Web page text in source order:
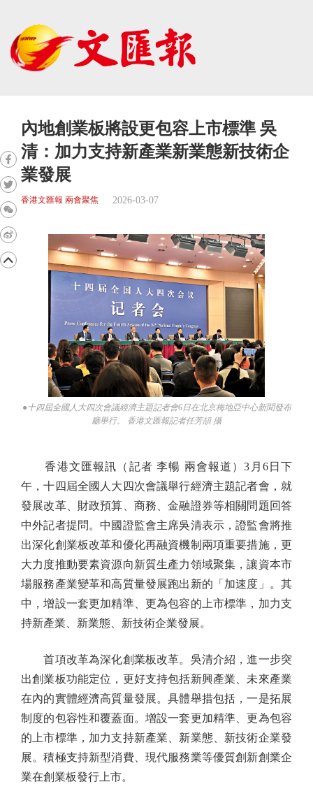
內地創業板將設更包容上市標準 吳
清：加力支持新產業新業態新技術企
業發展
香港文匯報 兩會聚焦 2026-03-07
●十四屆全國人大四次會議經濟主題記者會6日在北京梅地亞中心新聞發布
廳舉行。 香港文匯報記者任芳頡 攝
香港文匯報訊（記者 李暢 兩會報道）3月6日下
午，十四屆全國人大四次會議舉行經濟主題記者會，就
發展改革、財政預算、商務、金融證券等相關問題回答
中外記者提問。中國證監會主席吳清表示，證監會將推
出深化創業板改革和優化再融資機制兩項重要措施，更
大力度推動要素資源向新質生產力領域聚集，讓資本市
場服務產業變革和高質量發展跑出新的「加速度」。其
中，增設一套更加精準、更為包容的上市標準，加力支
持新產業、新業態、新技術企業發展。
首項改革為深化創業板改革。吳清介紹，進一步突
出創業板功能定位，更好支持包括新興產業、未來產業
在內的實體經濟高質量發展。具體舉措包括，一是拓展
制度的包容性和覆蓋面。增設一套更加精準、更為包容
的上市標準，加力支持新產業、新業態、新技術企業發
展。積極支持新型消費、現代服務業等優質創新創業企
業在創業板發行上市。